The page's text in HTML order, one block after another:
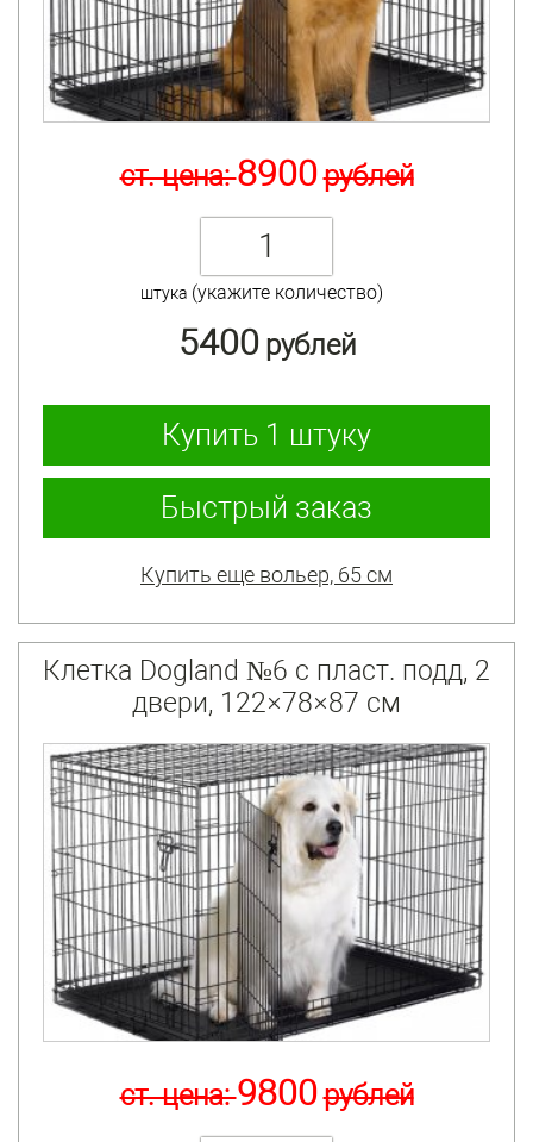
ст. цена:8900рублей
штука(укажите количество)
5400 рублей
Купить 1 штуку
Быстрый заказ
Купить еще вольер, 65 см
Клетка Dogland №6 с пласт. подд, 2
двери, 122×78×87 см
ст. цена:9800рублей